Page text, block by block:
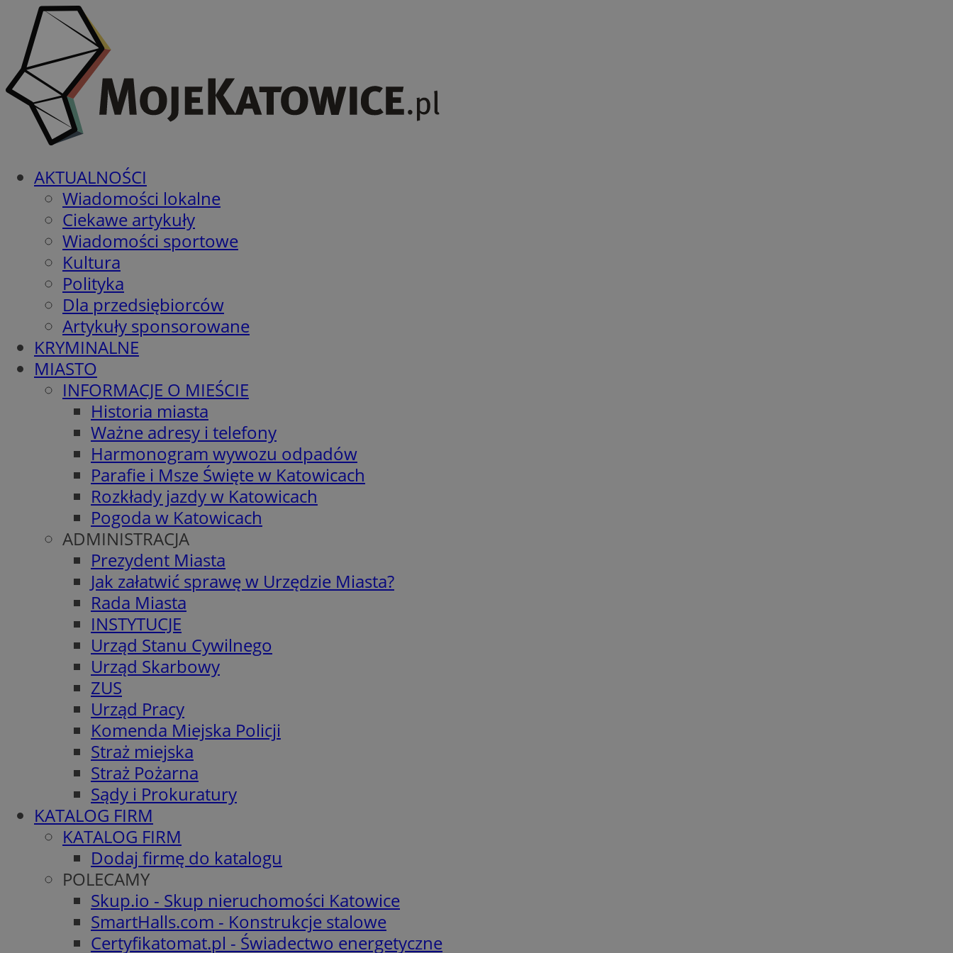
AKTUALNOŚCI
Wiadomości lokalne
Ciekawe artykuły
Wiadomości sportowe
Kultura
Polityka
Dla przedsiębiorców
Artykuły sponsorowane
KRYMINALNE
MIASTO
INFORMACJE O MIEŚCIE
Historia miasta
Ważne adresy i telefony
Harmonogram wywozu odpadów
Parafie i Msze Święte w Katowicach
Rozkłady jazdy w Katowicach
Pogoda w Katowicach
ADMINISTRACJA
Prezydent Miasta
Jak załatwić sprawę w Urzędzie Miasta?
Rada Miasta
INSTYTUCJE
Urząd Stanu Cywilnego
Urząd Skarbowy
ZUS
Urząd Pracy
Komenda Miejska Policji
Straż miejska
Straż Pożarna
Sądy i Prokuratury
KATALOG FIRM
KATALOG FIRM
Dodaj firmę do katalogu
POLECAMY
Skup.io - Skup nieruchomości Katowice
SmartHalls.com - Konstrukcje stalowe
Certyfikatomat.pl - Świadectwo energetyczne